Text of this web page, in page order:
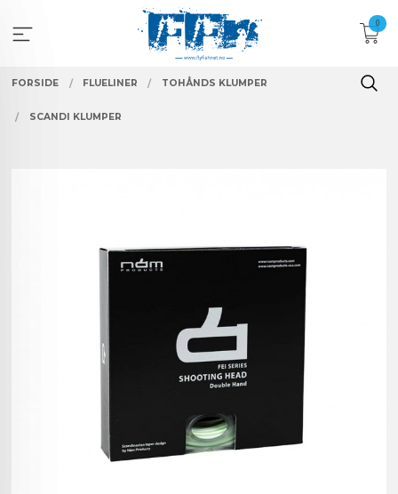
innholdet
0
FORSIDE FLUELINER TOHÅNDS KLUMPER
SCANDI KLUMPER